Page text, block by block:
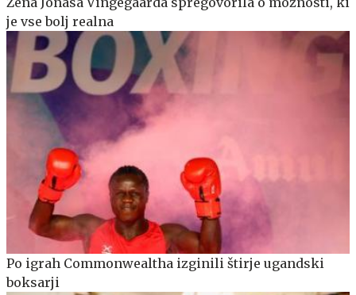
je vse bolj realna
Po igrah Commonwealtha izginili štirje ugandski
boksarji